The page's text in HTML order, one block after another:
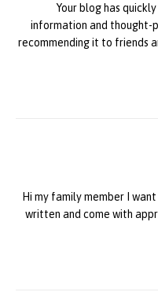
Your blog has
information and thought-
recommending it to friends
Hi my family member I
written and come with